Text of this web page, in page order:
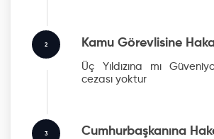
2 Kamu Görevlisine
Üç Yıldızına mı
cezası yoktur
3 Cumhurbaşkanına